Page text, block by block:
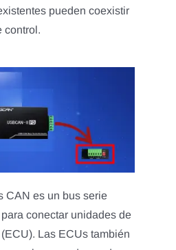
pueden coexistir
control.
CAN es un bus serie
conectar unidades de
Las ECUs también